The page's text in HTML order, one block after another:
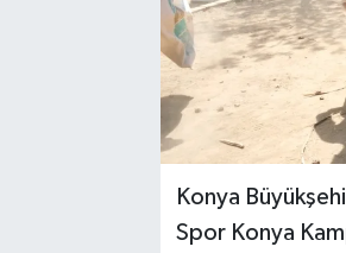
Konya
Spor Konya